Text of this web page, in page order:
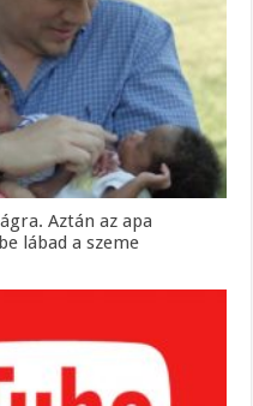
Aztán az apa
lábad a szeme